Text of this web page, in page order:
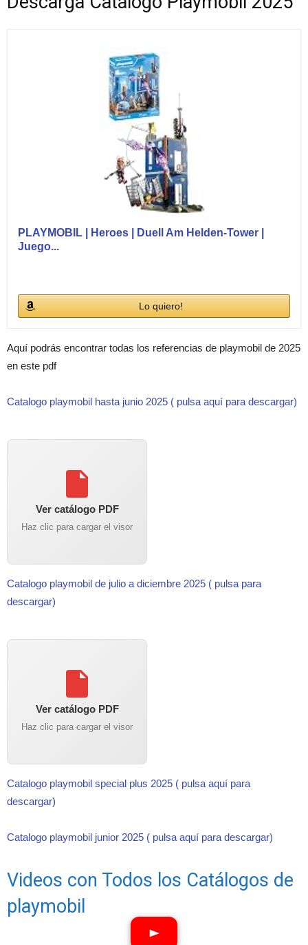
PLAYMOBIL | Heroes | Duell Am Helden-Tower |
Juego...
Lo quiero!
Aquí podrás encontrar todas los referencias de playmobil de 2025
en este pdf
Catalogo playmobil hasta junio 2025 ( pulsa aquí para descargar)
Ver catálogo PDF
Haz clic para cargar el visor
Catalogo playmobil de julio a diciembre 2025 ( pulsa para
descargar)
Ver catálogo PDF
Haz clic para cargar el visor
Catalogo playmobil special plus 2025 ( pulsa aquí para
descargar)
Catalogo playmobil junior 2025 ( pulsa aquí para descargar)
Videos con Todos los Catálogos de
playmobil